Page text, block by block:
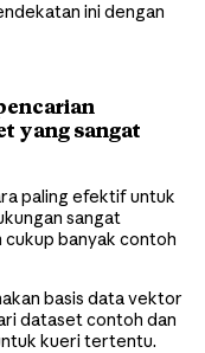
ini dengan
yang sangat
paling efektif untuk
sangat
banyak contoh
basis data vektor
dataset contoh dan
kueri tertentu.